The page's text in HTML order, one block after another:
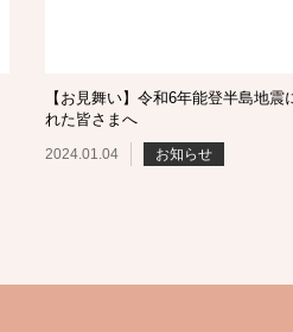
【お見舞い】令和6年能登半島地震
れた皆さまへ
2024.01.04 お知らせ